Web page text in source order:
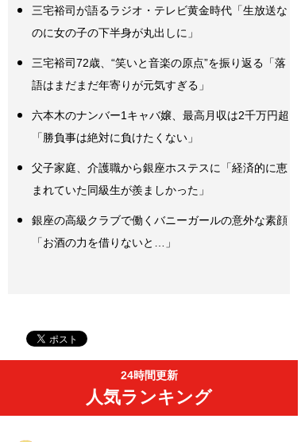
三宅裕司が語るラジオ・テレビ黄金時代「生放送な
のに女の子の下半身が丸出しに」
三宅裕司72歳、“笑いと音楽の原点”を振り返る「落
語はまだまだ年寄りが元気すぎる」
六本木のナンバー1キャバ嬢、最高月収は2千万円超
「勝負事は絶対に負けたくない」
父子家庭、介護職から銀座ホステスに「経済的に恵
まれていた同級生が羨ましかった」
銀座の高級クラブで働くバニーガールの意外な素顔
「お酒の力を借りないと…」
24時間更新
人気ランキング